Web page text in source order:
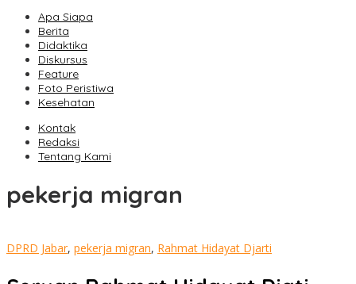
Apa Siapa
Berita
Didaktika
Diskursus
Feature
Foto Peristiwa
Kesehatan
Kontak
Redaksi
Tentang Kami
pekerja migran
DPRD Jabar, pekerja migran, Rahmat Hidayat Djarti